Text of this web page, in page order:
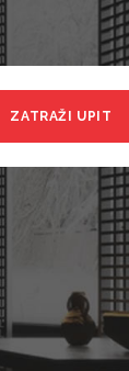
ZATRAŽI UPIT